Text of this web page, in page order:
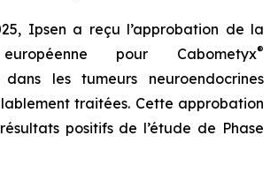
Ipsen a reçu l’approbation de la
européenne pour Cabometyx®
dans les tumeurs neuroendocrines
traitées. Cette approbation
positifs de l’étude de Phase